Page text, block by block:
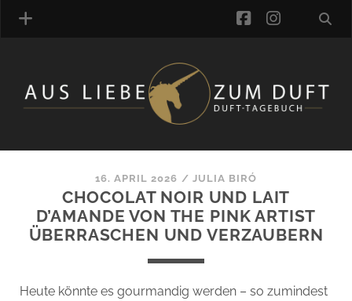
MANUFAKTUREN
DUFTNOTEN
KOMMENTARE
KATEGORIEN
ARTIKEL-ARCHIV
facebook
16. APRIL 2026 / JULIA BIRÓ
CHOCOLAT NOIR UND LAIT
D’AMANDE VON THE PINK ARTIST
ÜBERRASCHEN UND VERZAUBERN
Heute könnte es gourmandig werden – so zumindest